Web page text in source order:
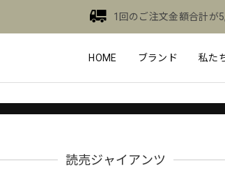
1回のご注文金額合計が
HOME ブランド 私た
読売ジャイアンツ